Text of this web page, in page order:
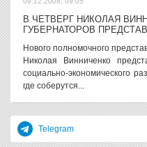
В ЧЕТВЕРГ НИКОЛАЯ
ГУБЕРНАТОРОВ
Нового полномочного
Николая Винниченко
социально-экономического
где соберутся...
Telegram